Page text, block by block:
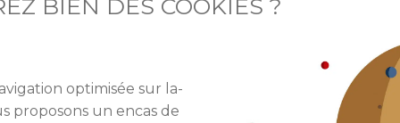
particulièrement dans l’ancien, et les taux d’intérêt
historique. En ce sens, si l’immobilier est attractif
risques, surtout si l’on analyse pas en profondeur
BIEN DES COOKIES ?
optimisée sur la-
proposons un encas de